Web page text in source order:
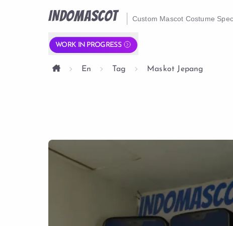
INDOMASCOT Custom Mascot Costume
WORK IN PROGRESS
En Tag Maskot Jepang